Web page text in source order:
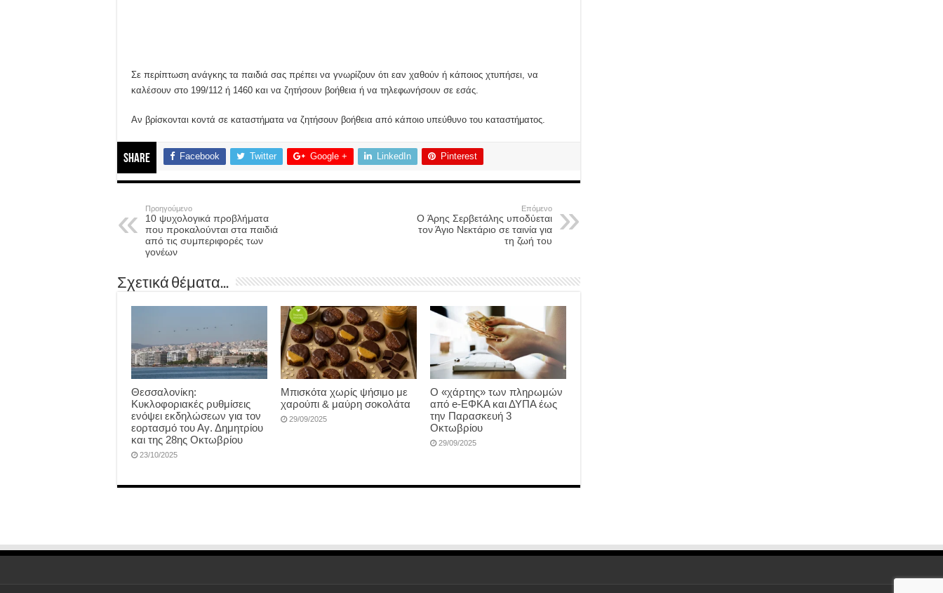
Σε περίπτωση ανάγκης τα παιδιά σας πρέπει να γνωρίζουν ότι εαν χαθούν ή κάποιος χτυπήσει, να
καλέσουν στο 199/112 ή 1460 και να ζητήσουν βοήθεια ή να τηλεφωνήσουν σε εσάς.
Αν βρίσκονται κοντά σε καταστήματα να ζητήσουν βοήθεια από κάποιο υπεύθυνο του καταστήματος.
Share Facebook Twitter Google + LinkedIn Pinterest
Προηγούμενο
10 ψυχολογικά προβλήματα
που προκαλούνται στα παιδιά
από τις συμπεριφορές των
γονέων
Επόμενο
O Άρης Σερβετάλης υποδύεται
τον Άγιο Νεκτάριο σε ταινία για
τη ζωή του
Σχετικά θέματα...
Θεσσαλονίκη:
Κυκλοφοριακές ρυθμίσεις
ενόψει εκδηλώσεων για τον
εορτασμό του Αγ. Δημητρίου
και της 28ης Οκτωβρίου
23/10/2025
Μπισκότα χωρίς ψήσιμο με
χαρούπι & μαύρη σοκολάτα
29/09/2025
Ο «χάρτης» των πληρωμών
από e-ΕΦΚΑ και ΔΥΠΑ έως
την Παρασκευή 3
Οκτωβρίου
29/09/2025